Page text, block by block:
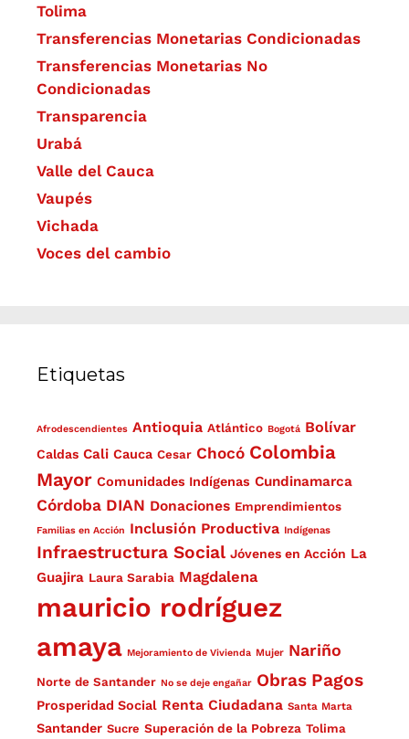
Tolima
Transferencias Monetarias Condicionadas
Transferencias Monetarias No
Condicionadas
Transparencia
Urabá
Valle del Cauca
Vaupés
Vichada
Voces del cambio
Etiquetas
Afrodescendientes Antioquia Atlántico Bogotá Bolívar
Caldas Cali Cauca Cesar Chocó Colombia
Mayor Comunidades Indígenas Cundinamarca
Córdoba DIAN Donaciones Emprendimientos
Familias en Acción Inclusión Productiva Indígenas
Infraestructura Social Jóvenes en Acción La
Guajira Laura Sarabia Magdalena
mauricio rodríguez
amaya Mejoramiento de Vivienda Mujer Nariño
Norte de Santander No se deje engañar Obras Pagos
Prosperidad Social Renta Ciudadana Santa Marta
Santander Sucre Superación de la Pobreza Tolima